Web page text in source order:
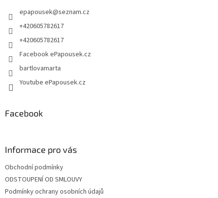
epapousek@seznam.cz
+420605782617
+420605782617
Facebook ePapousek.cz
bartlovamarta
Youtube ePapousek.cz
Facebook
Informace pro vás
Obchodní podmínky
ODSTOUPENÍ OD SMLOUVY
Podmínky ochrany osobních údajů